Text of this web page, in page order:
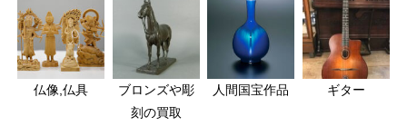
仏像,仏具
ブロンズや彫
刻の買取
人間国宝作品 ギター